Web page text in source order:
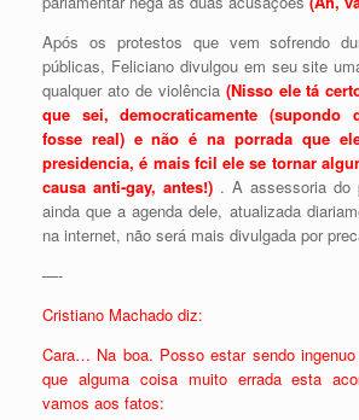
Após os protestos que vem sofrendo
públicas, Feliciano divulgou em seu site
qualquer ato de violência (Nisso ele tá
que sei, democraticamente (supondo
fosse real) e não é na porrada que
presidencia, é mais fcil ele se tornar
causa anti-gay, antes!) . A assessoria do
ainda que a agenda dele, atualizada
na internet, não será mais divulgada por
—-
Cristiano Machado diz:
Cara… Na boa. Posso estar sendo
que alguma coisa muito errada esta
vamos aos fatos: